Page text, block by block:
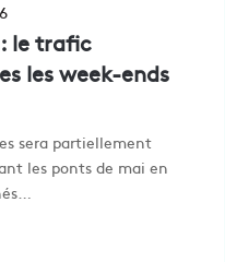
le trafic
les week-ends
sera partiellement
les ponts de mai en